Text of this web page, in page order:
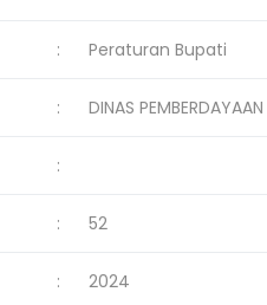
: Peraturan Bupati
: DINAS
:
: 52
: 2024